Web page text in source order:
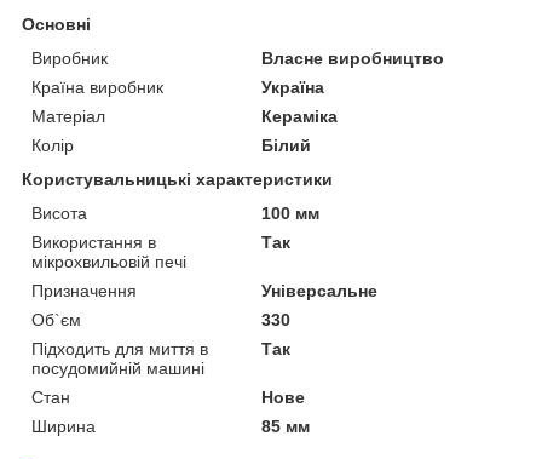
Основні
Виробник
Власне виробництво
Країна виробник
Україна
Матеріал
Кераміка
Колір
Білий
Користувальницькі характеристики
Висота
100 мм
Використання в
мікрохвильовій печі
Так
Призначення
Універсальне
Об`єм
330
Підходить для миття в
посудомийній машині
Так
Стан
Нове
Ширина
85 мм